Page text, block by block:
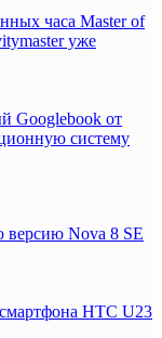
часа Master of
уже
Googlebook от
систему
версию Nova 8 SE
HTC U23